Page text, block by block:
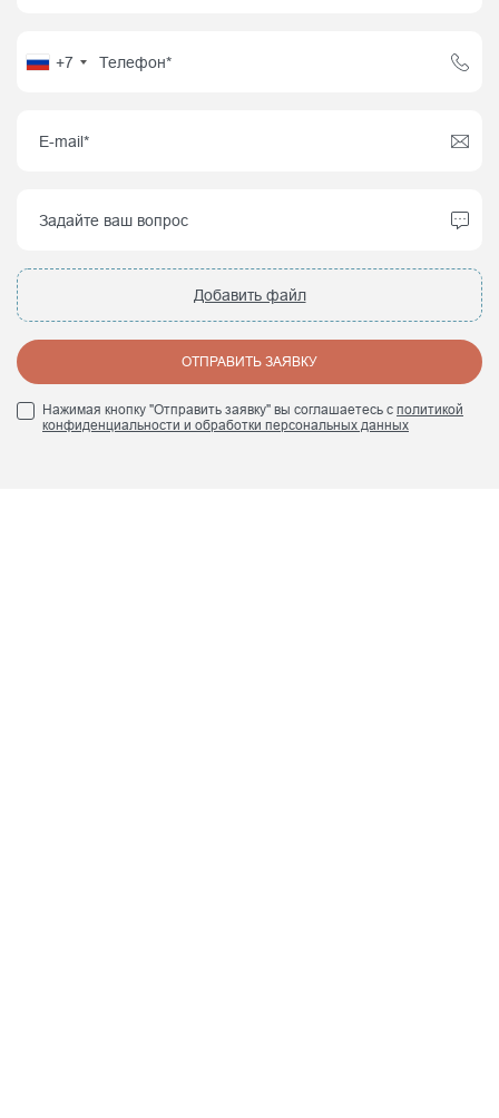
+7
Добавить файл
ОТПРАВИТЬ ЗАЯВКУ
Нажимая кнопку "Отправить заявку" вы соглашаетесь с политикой
конфиденциальности и обработки персональных данных